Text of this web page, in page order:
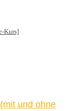
Kurs]
und ohne